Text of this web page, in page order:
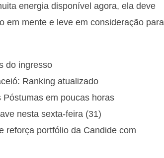
energia disponível agora, ela deve
em mente e leve em consideração para
do ingresso
Ranking atualizado
em poucas horas
nesta sexta-feira (31)
reforça portfólio da Candide com